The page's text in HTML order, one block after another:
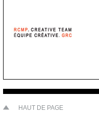
HAUT DE PAGE